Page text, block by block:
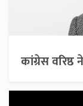
कांग्रेस